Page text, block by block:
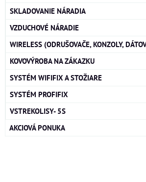
SKLADOVANIE NÁRADIA
VZDUCHOVÉ NÁRADIE
WIRELESS (ODRUŠOVAČE, KONZOLY,
KOVOVÝROBA NA ZÁKAZKU
SYSTÉM WIFIFIX A STOŽIARE
SYSTÉM PROFIFIX
VSTREKOLISY- 5S
AKCIOVÁ PONUKA